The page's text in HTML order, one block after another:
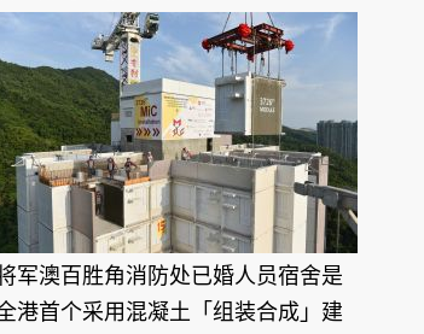
军澳百胜角消防处已婚人员宿舍是
港首个采用混凝土「组装合成」建